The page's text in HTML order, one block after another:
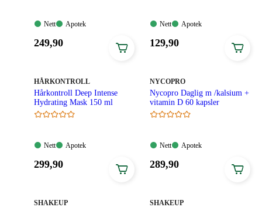
Nett:
Nett
Apotek:
Apotek
Pris:
249,90
Nett:
Nett
Apotek:
Apotek
Pris:
129,90
MERKE:
HÅRKONTROLL
Hårkontroll Deep Intense
Hydrating Mask 150 ml
Nett:
Nett
Apotek:
Apotek
Pris:
299,90
MERKE:
NYCOPRO
Nycopro Daglig m /kalsium +
vitamin D 60 kapsler
Nett:
Nett
Apotek:
Apotek
Pris:
289,90
MERKE:
SHAKEUP MERKE:
SHAKEUP